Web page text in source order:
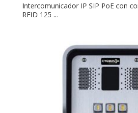
Intercomunicador IP SIP PoE con
RFID 125 ...